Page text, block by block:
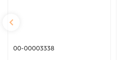
00-00003338